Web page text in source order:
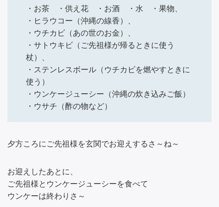
・お茶 ・供え花 ・お酒 ・水 ・果物、
・ヒラウコー（沖縄の線香）、
・ウチカビ（あの世のお金）、
・サトウキビ（ご先祖様が帰るときに使う
杖）、
・ステンレスボール（ウチカビを燃やすときに
使う）
・ウンケージューシー（沖縄の炊き込みご飯）
・ウサチ（酢の物など）
夕方ころにご先祖様を玄関でお迎えするさ～ね～
お迎えしたあとに、
ご先祖様とウンケージューシーを食べて
ウンケーは終わりさ～